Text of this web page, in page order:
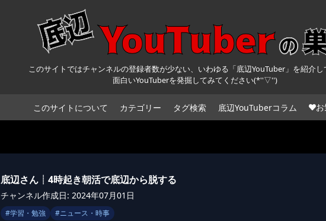
このサイトではチャンネルの登録者数が少ない、いわゆる「底辺YouTuber」を紹介し
面白いYouTuberを発掘してみてください(*''▽'')
このサイトについて カテゴリー タグ検索 底辺YouTuberコラム お
底辺さん┊4時起き朝活で底辺から脱する
チャンネル作成日: 2024年07月01日
#学習・勉強 #ニュース・時事